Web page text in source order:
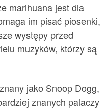
marihuana jest dla
im pisać piosenki,
występy przed
muzyków, którzy są
jako Snoop Dogg,
znanych palaczy